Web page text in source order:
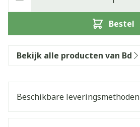
Bestel
Bekijk alle producten van Bd
Beschikbare leveringsmethoden